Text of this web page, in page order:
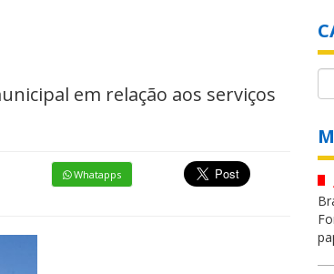
em relação aos serviços
Whatapps